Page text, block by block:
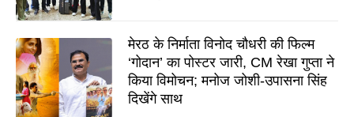
मेरठ के निर्माता विनोद चौधरी की फिल्म
‘गोदान’ का पोस्टर जारी, CM रेखा गुप्ता ने
किया विमोचन; मनोज जोशी-उपासना सिंह
दिखेंगे साथ